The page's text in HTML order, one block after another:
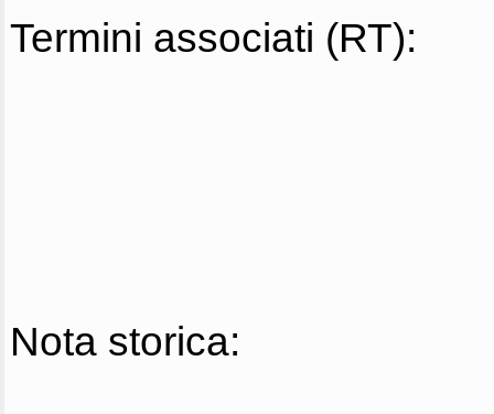
Termini associati (RT):
Nota storica: